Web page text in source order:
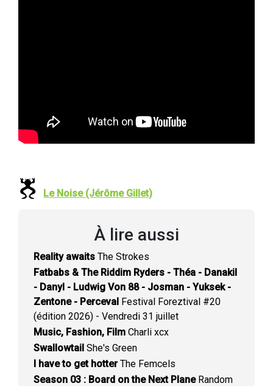
Le Noise (Jérôme Gillet)
À lire aussi
Reality awaits The Strokes
Fatbabs & The Riddim Ryders - Théa - Danakil
- Danyl - Ludwig Von 88 - Josman - Yuksek -
Zentone - Perceval Festival Foreztival #20
(édition 2026) - Vendredi 31 juillet
Music, Fashion, Film Charli xcx
Swallowtail She's Green
I have to get hotterThe Femcels
Season 03 : Board on the Next PlaneRandom